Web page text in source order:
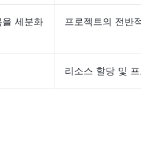
세분화
프로젝트의 전반
리소스 할당 및